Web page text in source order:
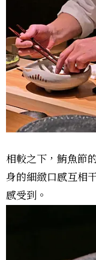
相較之下，鮪魚節
身的細緻口感互相
感受到。